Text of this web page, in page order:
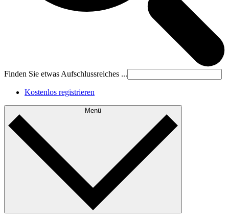
Finden Sie etwas Aufschlussreiches ...
Kostenlos registrieren
Menü